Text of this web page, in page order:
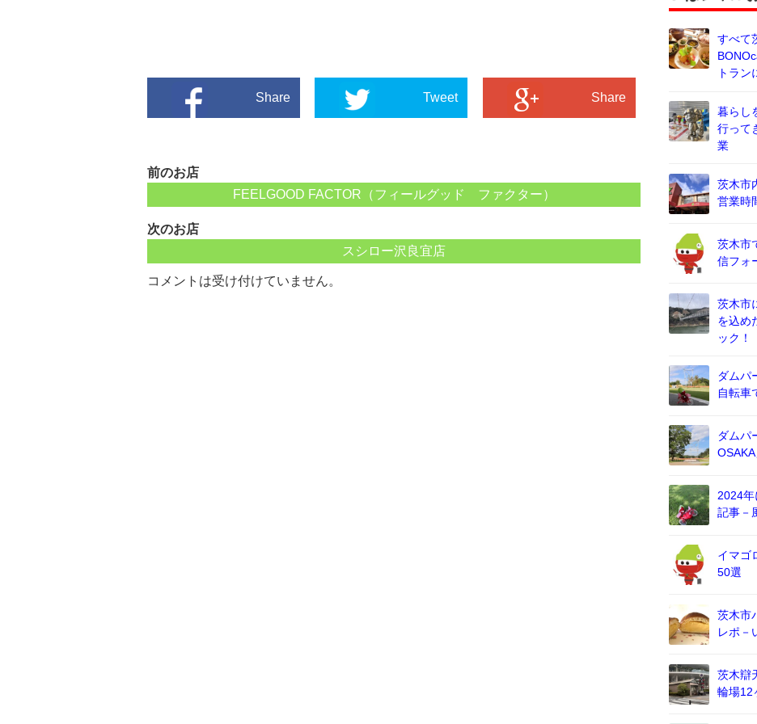
Share Tweet Share
前のお店
FEELGOOD FACTOR（フィールグッド ファクター）
次のお店
スシロー沢良宜店
コメントは受け付けていません。
すべて
トラン
暮らし
行って
業
茨木市
営業時
茨木市
信フォ
茨木市
を込め
ック！
ダムパ
自転車
ダムパ
2024
記事－
イマゴ
50選
茨木市
レポ－
茨木辯
輪場12